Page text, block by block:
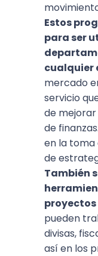
Estos
para ser
cualquier
mercado
servicio
de
de
en la toma
de
También
pueden
divisas,
así en los